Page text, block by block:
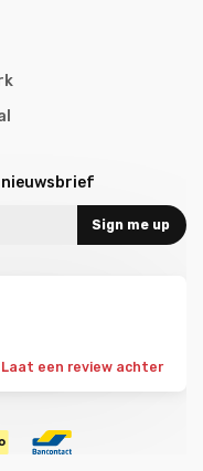
nieuwsbrief
Sign me up
Laat een review achter